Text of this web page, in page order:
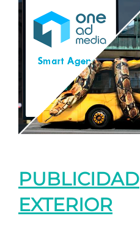
PUBLICIDAD
EXTERIOR